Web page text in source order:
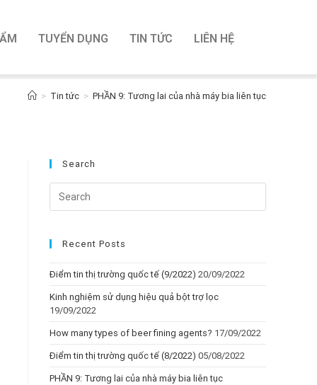
TUYỂN DỤNG TIN TỨC LIÊN HỆ
> Tin tức > PHẦN 9: Tương lai của nhà máy bia liên tục
Search
Recent Posts
Điểm tin thị trường quốc tế (9/2022) 20/09/2022
Kinh nghiệm sử dụng hiệu quả bột trợ lọc
19/09/2022
How many types of beer fining agents? 17/09/2022
Điểm tin thị trường quốc tế (8/2022) 05/08/2022
PHẦN 9: Tương lai của nhà máy bia liên tục